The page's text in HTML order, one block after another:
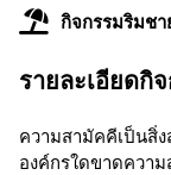
กิจกรรมริมช
รายละเอียดกิ
ความสามัคคีเป็นสิ่
องค์กรใดขาดควา